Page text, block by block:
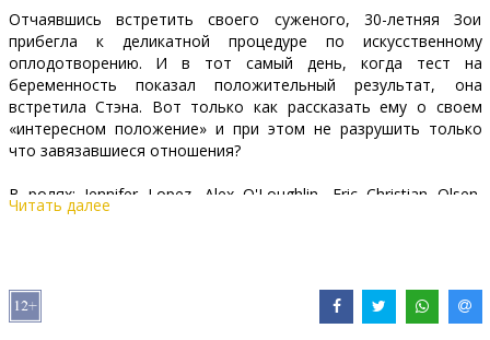
Отчаявшись встретить своего суженого, 30-летняя Зои
прибегла к деликатной процедуре по искусственному
оплодотворению. И в тот самый день, когда тест на
беременность показал положительный результат, она
встретила Стэна. Вот только как рассказать ему о своем
«интересном положение» и при этом не разрушить только
что завязавшиеся отношения?
В ролях: Jennifer Lopez, Alex O'Loughlin, Eric Christian Olsen,
Michaela Watkins, Noureen DeWulf, Melissa McCarthy, Danneel
Продюсер: Todd Black
Читать далее